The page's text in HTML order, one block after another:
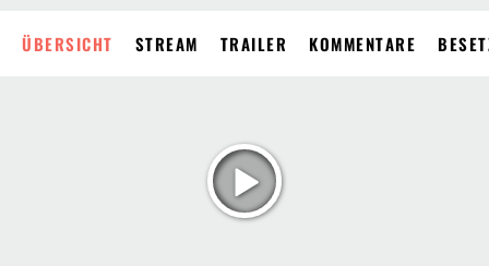
ÜBERSICHT STREAM TRAILER KOMMENTARE